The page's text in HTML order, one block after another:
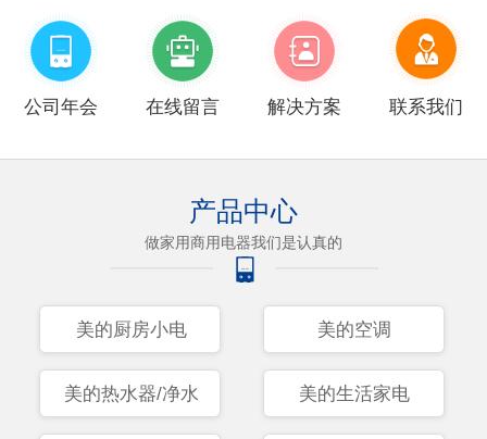
公司年会 在线留言 解决方案 联系我们
产品中心
做家用商用电器我们是认真的
美的厨房小电 美的空调
美的热水器/净水 美的生活家电